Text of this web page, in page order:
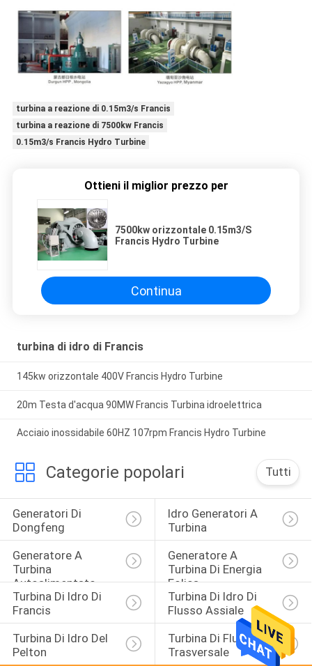
turbina a reazione di 0.15m3/s Francis
turbina a reazione di 7500kw Francis
0.15m3/s Francis Hydro Turbine
Ottieni il miglior prezzo per
7500kw orizzontale 0.15m3/S
Francis Hydro Turbine
Continua
turbina di idro di Francis
145kw orizzontale 400V Francis Hydro Turbine
20m Testa d'acqua 90MW Francis Turbina idroelettrica
Acciaio inossidabile 60HZ 107rpm Francis Hydro Turbine
Categorie popolari Tutti
Generatori Di
Dongfeng
Idro Generatori A
Turbina
Generatore A
Turbina
Autoalimentato
Vapore
Generatore A
Turbina Di Energia
Eolica
Turbina Di Idro Di
Francis
Turbina Di Idro Di
Flusso Assiale
Turbina Di Idro Del
Pelton
Turbina Di Flusso
Trasversale